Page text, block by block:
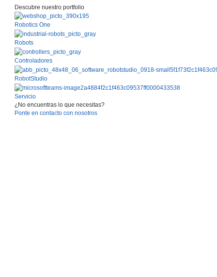
Descubre nuestro portfolio
Robotics One
Robots
Controladores
RobotStudio
Servicio
¿No encuentras lo que necesitas?
Ponte en contacto con nosotros